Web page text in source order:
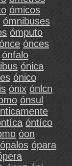
ómicos
ómnibuses
ómputo
ónces
ónfalo
ónica
ónico
ónix ónlcn
ónsul
óntíco
óon
ópalos ópara